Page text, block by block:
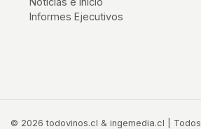
Informes Ejecutivos
© 2026 todovinos.cl & ingemedia.cl |